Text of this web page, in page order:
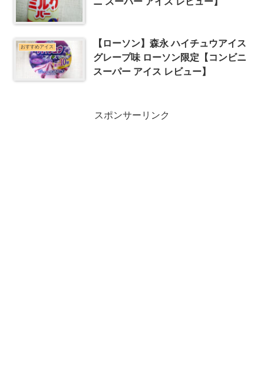
おすすめアイス
【ローソン】森永 ハイチュウアイス
グレープ味 ローソン限定【コンビニ
スーパー アイス レビュー】
スポンサーリンク